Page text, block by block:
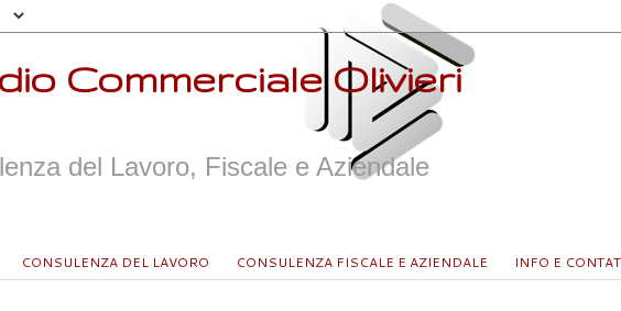
Commerciale Olivieri
del Lavoro, Fiscale e Aziendale
CONSULENZA DEL LAVORO CONSULENZA FISCALE E AZIENDALE INFO E